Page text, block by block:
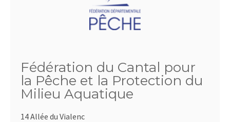
Fédération du Cantal pour
la Pêche et la Protection du
Milieu Aquatique
14 Allée du Vialenc